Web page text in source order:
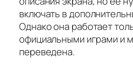
включать в
Однако она работает
официальными играми и
переведена.